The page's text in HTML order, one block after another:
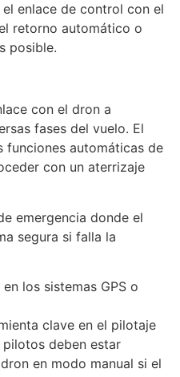
el enlace de control con el
retorno automático o
posible.
con el dron a
fases del vuelo. El
funciones automáticas de
con un aterrizaje
emergencia donde el
segura si falla la
los sistemas GPS o
clave en el pilotaje
deben estar
en modo manual si el